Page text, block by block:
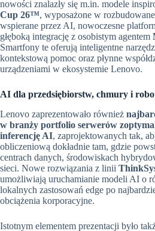
nowości znalazły się m.in. modele
Cup 26™, wyposażone w
wspierane przez AI, nowoczesne
głęboką integrację z osobistym agentem
Smartfony te oferują inteligentne
kontekstową pomoc oraz płynne
urządzeniami w ekosystemie Lenovo.
AI dla przedsiębiorstw, chmury i
Lenovo zaprezentowało również
w branży portfolio serwerów
inferencję AI, zaprojektowanych tak,
obliczeniową dokładnie tam, gdzie
centrach danych, środowiskach
sieci. Nowe rozwiązania z linii
umożliwiają uruchamianie modeli AI o
lokalnych zastosowań edge po
obciążenia korporacyjne.
Istotnym elementem prezentacji było